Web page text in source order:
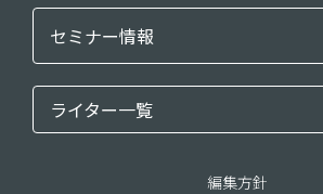
セミナー情報
ライター一覧
編集方針